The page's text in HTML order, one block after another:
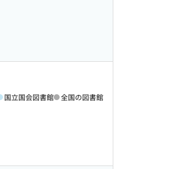
国立国会図書館 全国の図書館